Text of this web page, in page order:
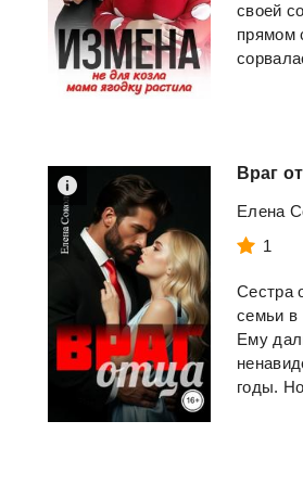
Девиантный Король
(ЛП)
Кент Рина
Смотреть
своей
прямом
Враг
Елена
1
Сестра
семьи в
Ему
годы.